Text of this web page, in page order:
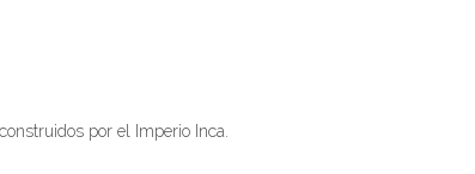
por el Imperio Inca.